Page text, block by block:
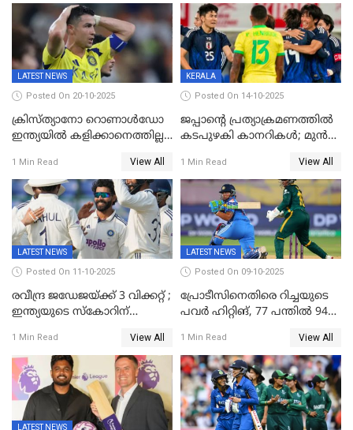
നിർവഹിച്ച് ധനമന്ത്രി K N
ബാലഗോപാൽ;ദീപശിഖ
തെളിയിച്ച് I M വിജയൻ
LATEST NEWS
Posted On 20-10-2025
ക്രിസ്ത്യാനോ റൊണാൾഡോ
ഇന്ത്യയിൽ കളിക്കാനെത്തില്ല;
ഉൾപ്പെടുത്തിയില്ല
1 Min Read View All
KERALA
Posted On 14-10-2025
ജപ്പാന്റെ പ്രത്യാക്രമണത്തിൽ
കടപുഴകി കാനറികൾ; മുൻ
ജപ്പാന്റെ ആദ്യ ജയം
1 Min Read View All
LATEST NEWS
Posted On 11-10-2025
രവീന്ദ്ര ജഡേജയ്ക്ക് 3 വിക്കറ്റ് ;
ഇന്ത്യയുടെ സ്കോറിന്
നാല് വിക്കറ്റ് നഷ്ടം
1 Min Read View All
LATEST NEWS
Posted On 09-10-2025
പ്രോടീസിനെതിരെ റിച്ചയുടെ
പവർ ഹിറ്റിങ്, 77 പന്തില്‍ 94
ലക്ഷ്യമൊരുക്കി ഇന്ത്യ; 28
വര്‍ഷം പഴക്കമുള്ള ലോക
റെക്കോര്‍ഡ് തകര്‍ത്ത് സ്മൃതി
1 Min Read View All
LATEST NEWS